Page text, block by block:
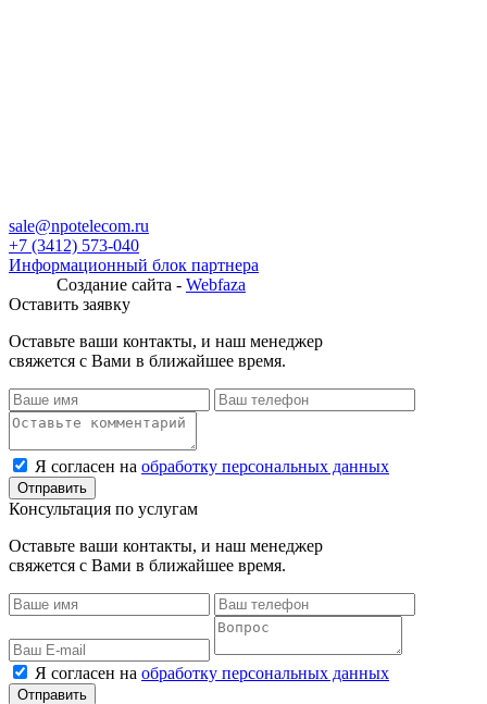
sale@npotelecom.ru
+7 (3412) 573-040
Информационный блок партнера
Создание сайта - Webfaza
Оставить заявку
Оставьте ваши контакты, и наш менеджер
свяжется с Вами в ближайшее время.
Я согласен на обработку персональных данных
Консультация по услугам
Оставьте ваши контакты, и наш менеджер
свяжется с Вами в ближайшее время.
Я согласен на обработку персональных данных